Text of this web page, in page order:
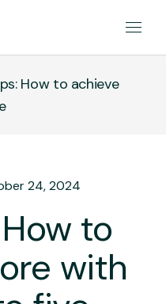
How to achieve
24, 2024
to
with